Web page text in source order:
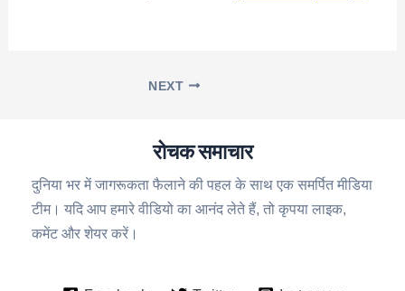
NEXT
रोचक समाचार
दुनिया भर में जागरूकता फैलाने की पहल के साथ एक समर्पित मीडिया
टीम। यदि आप हमारे वीडियो का आनंद लेते हैं, तो कृपया लाइक,
कमेंट और शेयर करें।